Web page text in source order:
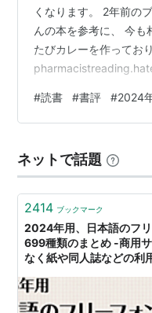
くなります。 2年前の
んの本を参考に、 今
たびカレーを作ってお
ろすのが悩みの種でし
てきた「野菜万能調理
20年以上使ってたんで
わ、 やたらと中指の第
わ、 使うたびに…
#読書 #書評 #2024
ネットで話題
2414 ブックマーク
2024年用、日本語のフ
699種類のまとめ -商用
なく紙や同人誌などの利